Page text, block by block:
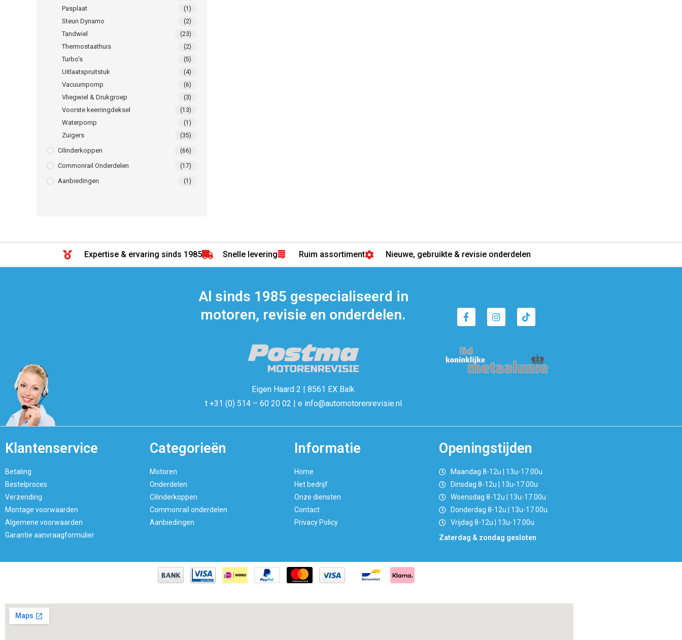
Pasplaat (1)
Steun Dynamo (2)
Tandwiel (23)
Thermostaathuis (2)
Turbo's (5)
Uitlaatspruitstuk (4)
Vacuumpomp (6)
Vliegwiel & Drukgroep (3)
Voorste keerringdeksel (13)
Waterpomp (1)
Zuigers (35)
Cilinderkoppen (66)
Commonrail Onderdelen (17)
Aanbiedingen (1)
Expertise & ervaring sinds 1985 Snelle levering Ruim assortiment Nieuwe, gebruikte & revisie onderdelen
Al sinds 1985 gespecialiseerd in
motoren, revisie en onderdelen.
Eigen Haard 2 | 8561 EX Balk
t +31 (0) 514 – 60 20 02 | e info@automotorenrevisie.nl
Klantenservice
Betaling
Bestelproces
Verzending
Montage voorwaarden
Algemene voorwaarden
Garantie aanvraagformulier
Categorieën
Motoren
Onderdelen
Cilinderkoppen
Commonrail onderdelen
Aanbiedingen
Informatie
Home
Het bedrijf
Onze diensten
Contact
Privacy Policy
Openingstijden
Maandag 8-12u | 13u-17.00u
Dinsdag 8-12u | 13u-17.00u
Woensdag 8-12u | 13u-17.00u
Donderdag 8-12u | 13u-17.00u
Vrijdag 8-12u | 13u-17.00u
Zaterdag & zondag gesloten